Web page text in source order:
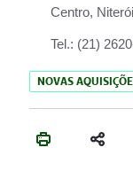
Centro,
Tel.: (21)
NOVAS